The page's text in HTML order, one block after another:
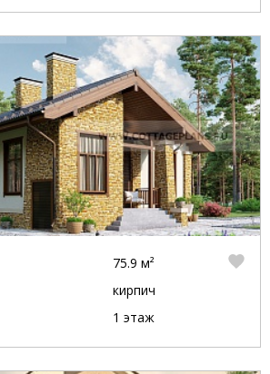
75.9 м²
кирпич
1 этаж